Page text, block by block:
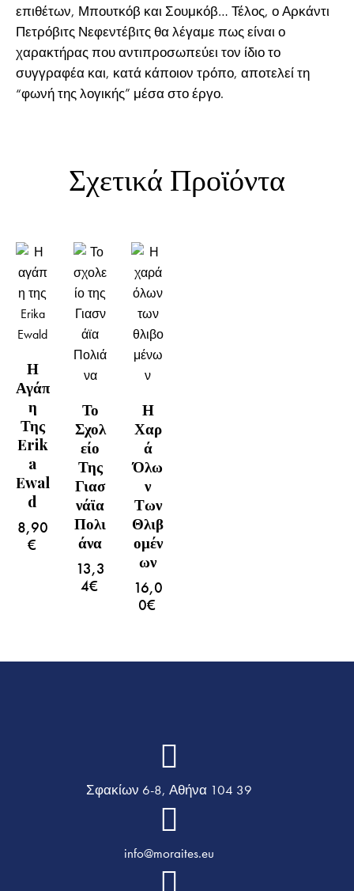
επιθέτων, Μπουτκόβ και Σουμκόβ… Τέλος, ο Αρκάντι
Πετρόβιτς Νεφεντέβιτς θα λέγαμε πως είναι ο
χαρακτήρας που αντιπροσωπεύει τον ίδιο το
συγγραφέα και, κατά κάποιον τρόπο, αποτελεί τη
“φωνή της λογικής” μέσα στο έργο.
Σχετικά Προϊόντα
Η
Αγάπ
Η
Της
Erik
A
Ewal
D
8,90
€
Το
Σχολ
Είο
Της
Γιασ
Νάϊα
Πολι
Άνα
13,3
4€
Η
Χαρ
Ά
Όλω
Ν
Των
Θλιβ
Ομέν
Ων
16,0
0€
Σφακίων 6-8, Αθήνα 104 39
info@moraites.eu